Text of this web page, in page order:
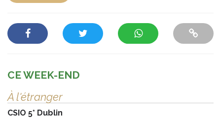
CE WEEK-END
À l'étranger
CSIO 5* Dublin